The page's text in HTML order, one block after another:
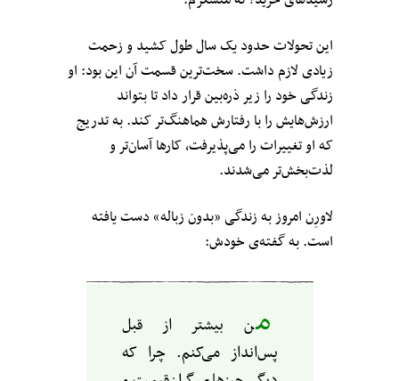
این تحولات حدود یک سال طول کشید و زحمت
زیادی لازم داشت. سخت‌ترین قسمت آن این بود: او
زندگی خود را زیر ذره‌بین قرار داد تا بتواند
ارزش‌هایش را با رفتارش هماهنگ‌تر کند. به تدریج
که او تغییرات را می‌پذیرفت، کارها آسان‌تر و
لذت‌بخش‌تر می‌شدند.
لاورِن امروز به زندگی «بدون زباله» دست یافته
است. به گفته‌ی خودش:
من بیشتر از قبل
پس‌انداز می‌کنم. چرا که